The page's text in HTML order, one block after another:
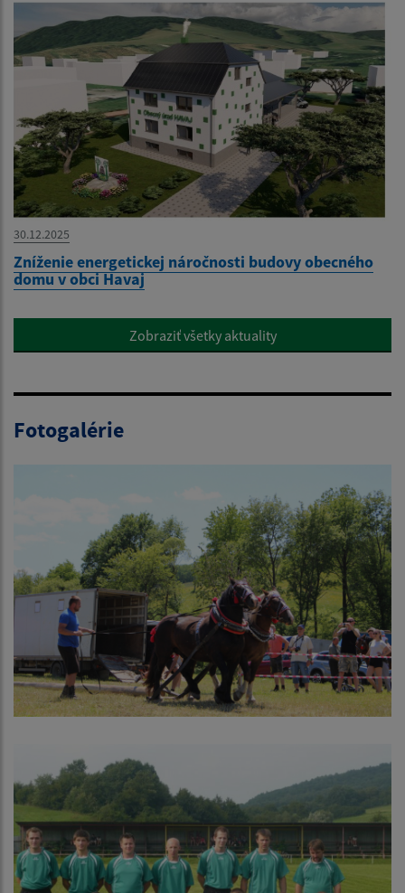
30.12.2025
Zníženie energetickej náročnosti budovy obecného
domu v obci Havaj
Zobraziť všetky aktuality
Fotogalérie